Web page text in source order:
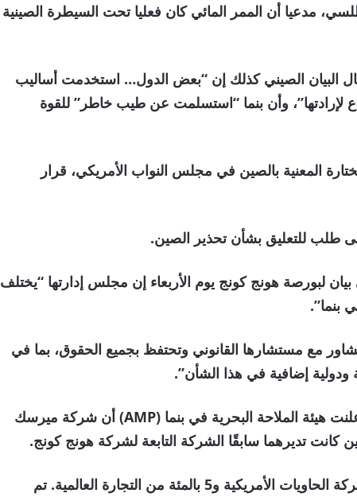
مدعيا أن الممر المائي كان فعليا تحت السيطرة الصينية
قال البيان الصيني كذلك إن “بعض الدول… استخدمت أساليب
لإرادتها”، وأن بنما “استسلمت عن طيب خاطر” للقوة
المعنية بالصين في مجلس النواب الأمريكي، قرار
طلب للتعليق بشأن تحذير الصين.
لبورصة هونج كونج يوم الأربعاء إن مجلس إدارتها “يختلف
بنما”.
مع مستشارها القانوني وتحتفظ بجميع الحقوق، بما في
ودولية إضافية في هذا الشأن”.
بعد حكم المحكمة الأسبوع الماضي، أعلنت هيئة الملاحة البحرية في بنما (AMP) أن شركة ميرسك
كانت تديرهما سابقًا الشركة التابعة لشركة هونج كونج.
وتتعامل القناة مع نحو 40 بالمئة من حركة الحاويات الأمريكية و5 بالمئة من التجارة العالمية. تم